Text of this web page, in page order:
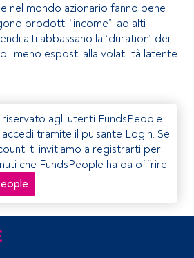
nel mondo azionario fanno bene
prodotti “income”, ad alti
alti abbassano la “duration” dei
meno esposti alla volatilità latente
agli utenti FundsPeople.
tramite il pulsante Login. Se
ti invitiamo a registrarti per
che FundsPeople ha da offrire.